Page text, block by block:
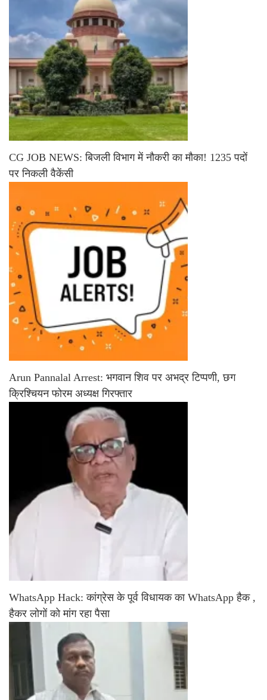
CG JOB NEWS: बिजली विभाग में नौकरी का मौका! 1235 पदों
पर निकली वैकेंसी
Arun Pannalal Arrest: भगवान शिव पर अभद्र टिप्पणी, छग
क्रिश्चियन फोरम अध्यक्ष गिरफ्तार
WhatsApp Hack: कांग्रेस के पूर्व विधायक का WhatsApp हैक ,
हैकर लोगों को मांग रहा पैसा